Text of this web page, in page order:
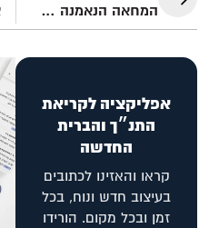
המחאה הנאמנה של חבקוק
אפליקציה לקריאת
התנ״ך והברית
החדשה
קראו והאזינו לכתובים
בעיצוב חדש ונוח, בכל
זמן ובכל מקום. הורידו